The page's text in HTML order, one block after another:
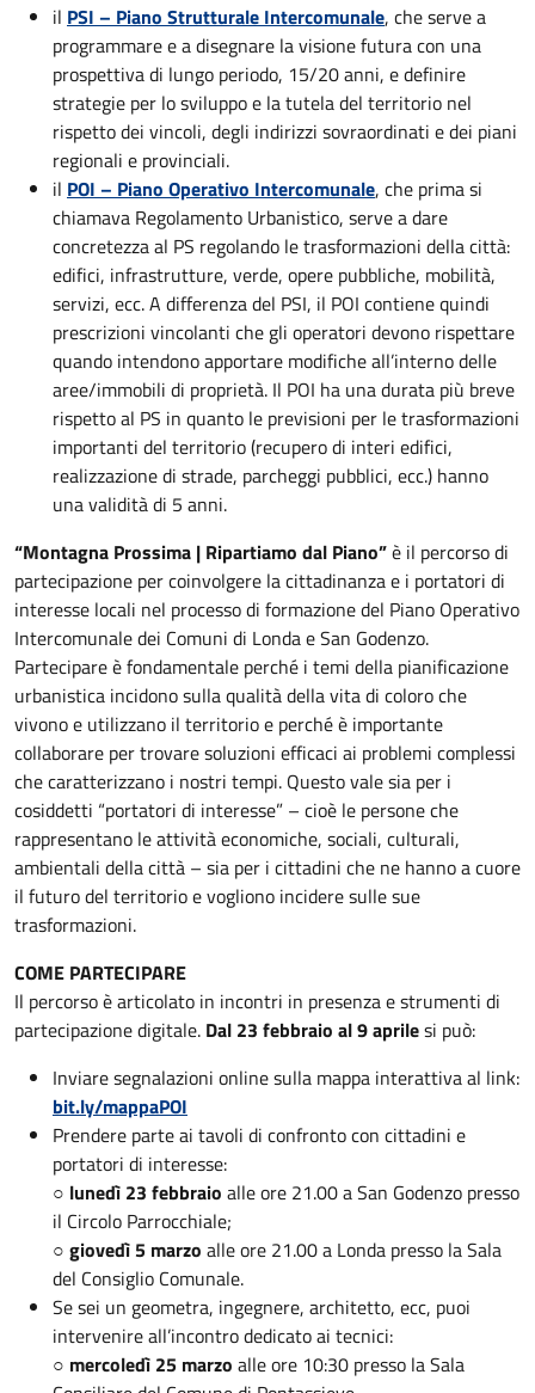
il PSI – Piano Strutturale Intercomunale, che serve a
programmare e a disegnare la visione futura con una
prospettiva di lungo periodo, 15/20 anni, e definire
strategie per lo sviluppo e la tutela del territorio nel
rispetto dei vincoli, degli indirizzi sovraordinati e dei piani
regionali e provinciali.
il POI – Piano Operativo Intercomunale, che prima si
chiamava Regolamento Urbanistico, serve a dare
concretezza al PS regolando le trasformazioni della città:
edifici, infrastrutture, verde, opere pubbliche, mobilità,
servizi, ecc. A differenza del PSI, il POI contiene quindi
prescrizioni vincolanti che gli operatori devono rispettare
quando intendono apportare modifiche all’interno delle
aree/immobili di proprietà. Il POI ha una durata più breve
rispetto al PS in quanto le previsioni per le trasformazioni
importanti del territorio (recupero di interi edifici,
realizzazione di strade, parcheggi pubblici, ecc.) hanno
una validità di 5 anni.
“Montagna Prossima | Ripartiamo dal Piano”è il percorso di
partecipazione per coinvolgere la cittadinanza e i portatori di
interesse locali nel processo di formazione del Piano Operativo
Intercomunale dei Comuni di Londa e San Godenzo.
Partecipare è fondamentale perché i temi della pianificazione
urbanistica incidono sulla qualità della vita di coloro che
vivono e utilizzano il territorio e perché è importante
collaborare per trovare soluzioni efficaci ai problemi complessi
che caratterizzano i nostri tempi. Questo vale sia per i
cosiddetti “portatori di interesse” – cioè le persone che
rappresentano le attività economiche, sociali, culturali,
ambientali della città – sia per i cittadini che ne hanno a cuore
il futuro del territorio e vogliono incidere sulle sue
trasformazioni.
COME PARTECIPARE
Il percorso è articolato in incontri in presenza e strumenti di
partecipazione digitale. Dal 23 febbraio al 9 aprilesi può:
Inviare segnalazioni online sulla mappa interattiva al link:
bit.ly/mappaPOI
Prendere parte ai tavoli di confronto con cittadini e
portatori di interesse:
○ lunedì 23 febbraio alle ore 21.00 a San Godenzo presso
il Circolo Parrocchiale;
○ giovedì 5 marzo alle ore 21.00 a Londa presso la Sala
del Consiglio Comunale.
Se sei un geometra, ingegnere, architetto, ecc, puoi
intervenire all’incontro dedicato ai tecnici:
○ mercoledì 25 marzo alle ore 10:30 presso la Sala